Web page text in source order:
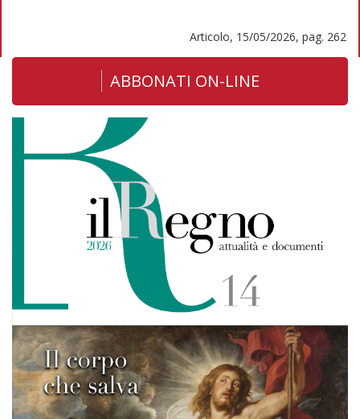
Articolo, 15/05/2026, pag. 262
ABBONATI ON-LINE